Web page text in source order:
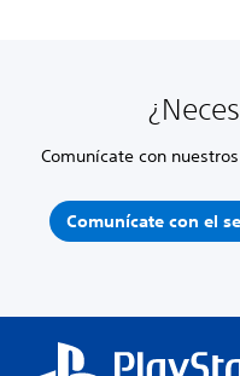
Comunícate con
Comunícate con el